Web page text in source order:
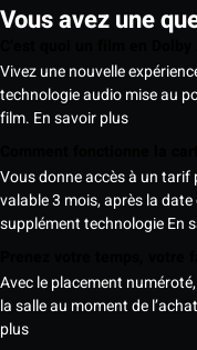
Vous avez une
Vivez une nouvelle
technologie audio mise au
film. En savoir plus
Vous donne accès à un tarif
valable 3 mois, après la
supplément technologieEn
Avec le placement
la salle au moment de
plus